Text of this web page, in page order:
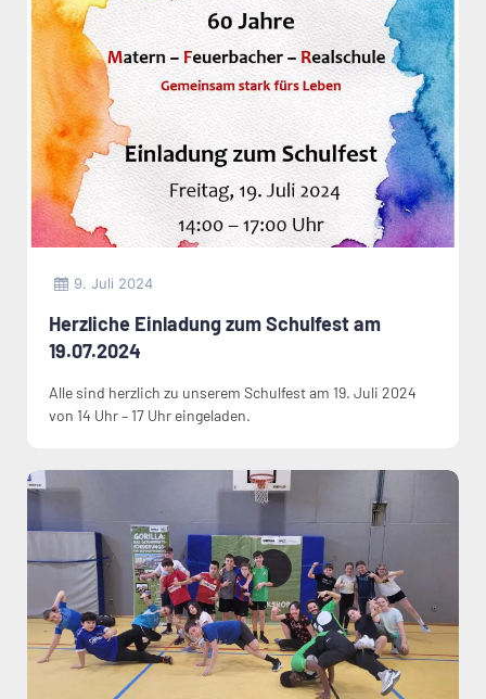
9. Juli 2024
Herzliche Einladung zum Schulfest am
19.07.2024
Alle sind herzlich zu unserem Schulfest am 19. Juli 2024
von 14 Uhr – 17 Uhr eingeladen.